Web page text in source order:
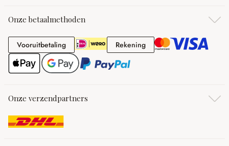
Onze betaalmethoden
VooruitbetalingVooruitbetaling RekeningRekening
Onze verzendpartners